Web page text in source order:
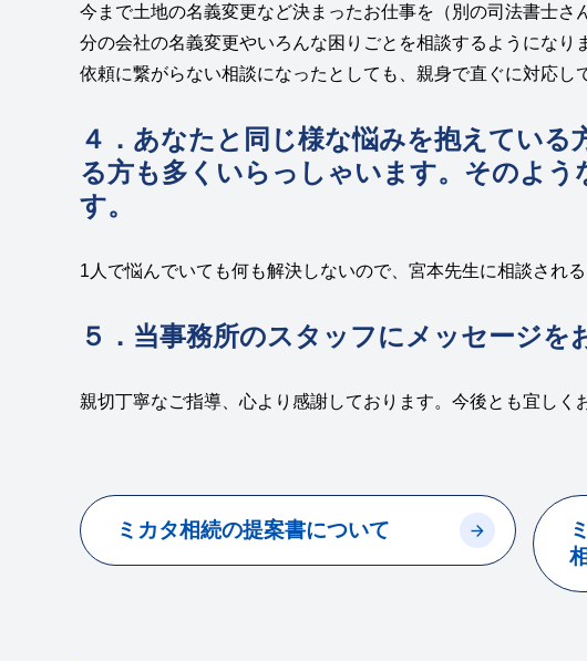
今まで土地の名義変更など決まったお仕事を（別の司法書士
分の会社の名義変更やいろんな困りごとを相談するようになり
依頼に繋がらない相談になったとしても、親身で直ぐに対応し
４．あなたと同じ様な悩みを抱えている
る方も多くいらっしゃいます。そのよう
す。
1人で悩んでいても何も解決しないので、宮本先生に相談される
５．当事務所のスタッフにメッセージを
親切丁寧なご指導、心より感謝しております。今後とも宜しく
ミカタ相続の提案書について